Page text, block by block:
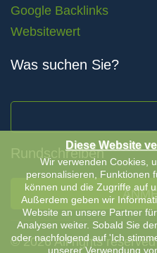
Google Backlinks
Websitewert
Was suchen Sie?
Rundschreiben
© 2026 All rights
Diese Website
Wir verwenden Cookies,
personalisieren, Funktionen
können und die Zugriffe auf
Außerdem geben wir
Website an unsere Partner
Analysen weiter. Sobald Sie
oder nachfolgend auf 'Ich
unserer Verwendung